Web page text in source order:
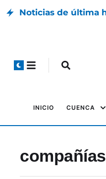
Noticias de última
INICIO CUENCA
compañías